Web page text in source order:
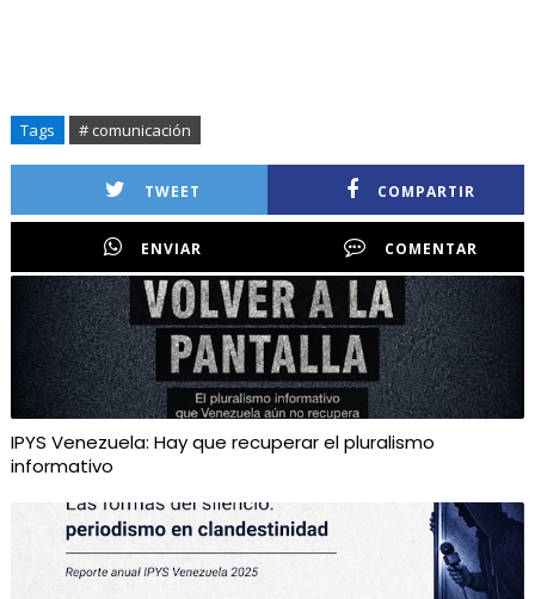
Tags # comunicación
TWEET COMPARTIR
ENVIAR COMENTAR
IPYS Venezuela: Hay que recuperar el pluralismo
informativo